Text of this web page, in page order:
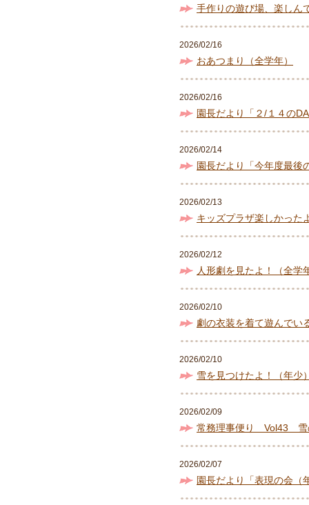
手作りの遊び場、楽しん
2026/02/16
おあつまり（全学年）
2026/02/16
園長だより「２/１４の
2026/02/14
園長だより「今年度最後
2026/02/13
キッズプラザ楽しかった
2026/02/12
人形劇を見たよ！（全学
2026/02/10
劇の衣装を着て遊んでい
2026/02/10
雪を見つけたよ！（年少
2026/02/09
常務理事便り Vol43 雪
2026/02/07
園長だより「表現の会（